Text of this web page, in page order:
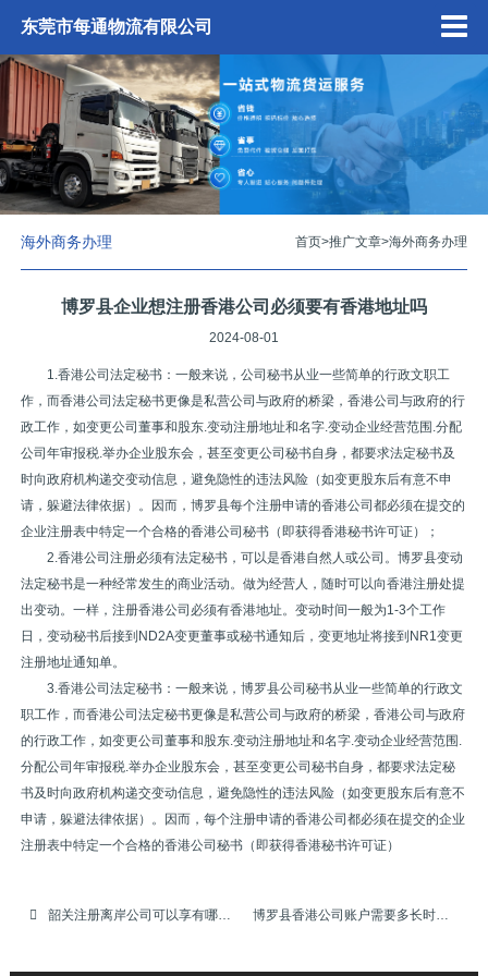
东莞市每通物流有限公司
海外商务办理 首页>推广文章>海外商务办理
博罗县企业想注册香港公司必须要有香港地址吗
2024-08-01
1.香港公司法定秘书：一般来说，公司秘书从业一些简单的行政文职工
作，而香港公司法定秘书更像是私营公司与政府的桥梁，香港公司与政府的行
政工作，如变更公司董事和股东.变动注册地址和名字.变动企业经营范围.分配
公司年审报税.举办企业股东会，甚至变更公司秘书自身，都要求法定秘书及
时向政府机构递交变动信息，避免隐性的违法风险（如变更股东后有意不申
请，躲避法律依据）。因而，博罗县每个注册申请的香港公司都必须在提交的
企业注册表中特定一个合格的香港公司秘书（即获得香港秘书许可证）；
2.香港公司注册必须有法定秘书，可以是香港自然人或公司。博罗县变动
法定秘书是一种经常发生的商业活动。做为经营人，随时可以向香港注册处提
出变动。一样，注册香港公司必须有香港地址。变动时间一般为1-3个工作
日，变动秘书后接到ND2A变更董事或秘书通知后，变更地址将接到NR1变更
注册地址通知单。
3.香港公司法定秘书：一般来说，博罗县公司秘书从业一些简单的行政文
职工作，而香港公司法定秘书更像是私营公司与政府的桥梁，香港公司与政府
的行政工作，如变更公司董事和股东.变动注册地址和名字.变动企业经营范围.
分配公司年审报税.举办企业股东会，甚至变更公司秘书自身，都要求法定秘
书及时向政府机构递交变动信息，避免隐性的违法风险（如变更股东后有意不
申请，躲避法律依据）。因而，每个注册申请的香港公司都必须在提交的企业
注册表中特定一个合格的香港公司秘书（即获得香港秘书许可证）
韶关注册离岸公司可以享有哪些好处 博罗县香港公司账户需要多长时间才能够办好